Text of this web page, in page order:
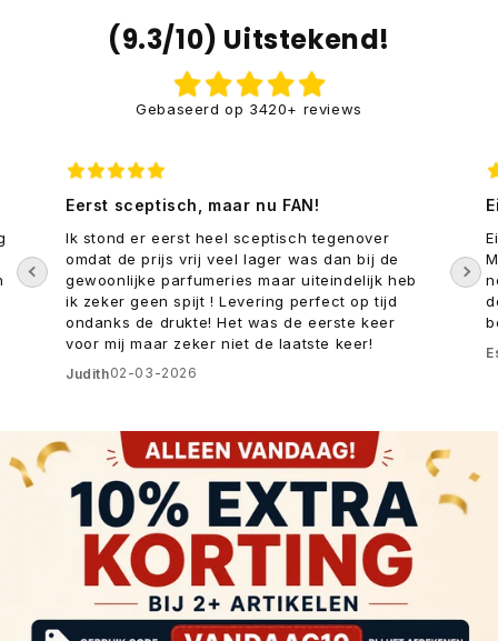
(9.3/10) Uitstekend!
Gebaseerd op 3420+ reviews
Eerst sceptisch, maar nu FAN!
Ik stond er eerst heel sceptisch tegenover
omdat de prijs vrij veel lager was dan bij de
gewoonlijke parfumeries maar uiteindelijk heb
ik zeker geen spijt ! Levering perfect op tijd
ondanks de drukte! Het was de eerste keer
voor mij maar zeker niet de laatste keer!
Judith02-03-2026